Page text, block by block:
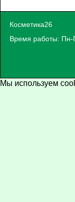
Косметика26
Время работы:
Мы используем